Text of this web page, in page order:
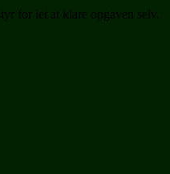
for let at klare opgaven selv.